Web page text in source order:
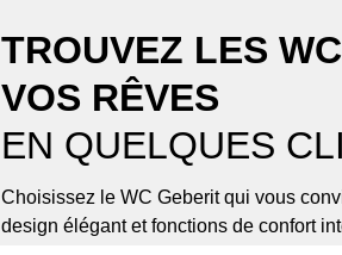
TROUVEZ LES
VOS RÊVES
EN QUELQUES
Choisissez le WC Geberit qui vous
design élégant et fonctions de confort